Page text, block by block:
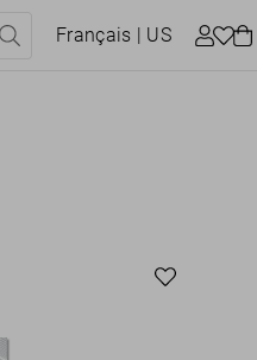
Français | US